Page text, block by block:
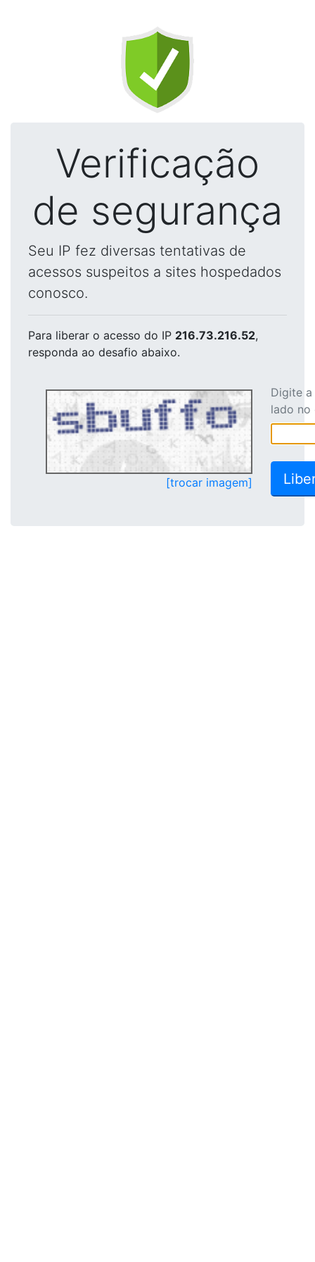
Verificação
de segurança
Seu IP fez diversas tentativas de
acessos suspeitos a sites hospedados
conosco.
Para liberar o acesso do IP 216.73.216.52,
responda ao desafio abaixo.
[trocar imagem]
Digite
lado no